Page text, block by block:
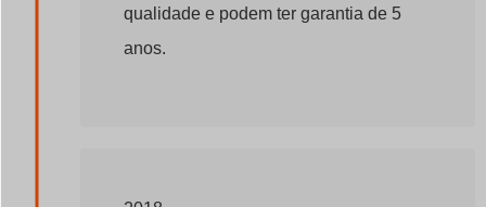
qualidade e podem ter garantia de 5
anos.